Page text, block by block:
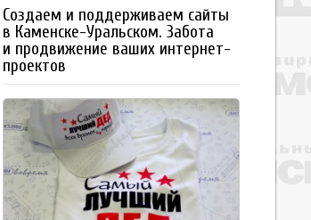
Создаем и поддерживаем сайты
в Каменске-Уральском. Забота
и продвижение ваших интернет-
проектов